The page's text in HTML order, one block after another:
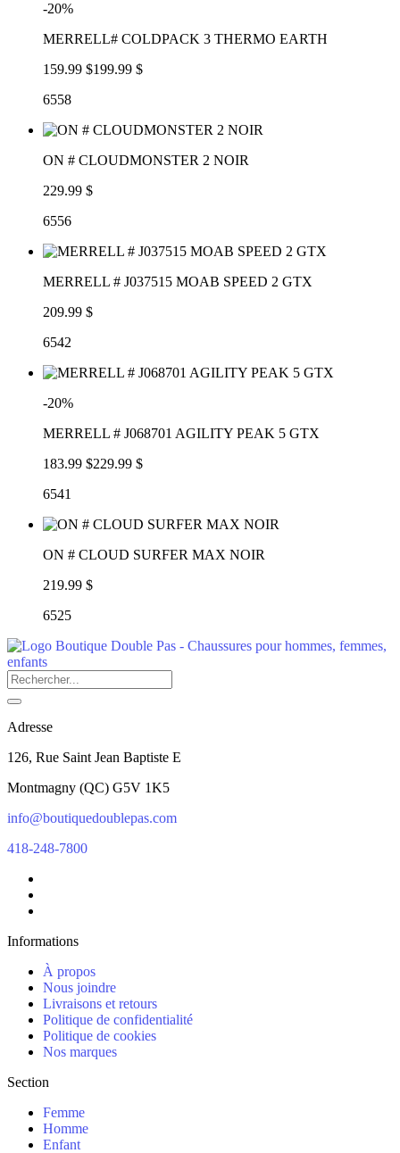
-20%
MERRELL# COLDPACK 3 THERMO EARTH
159.99 $199.99 $
6558
ON # CLOUDMONSTER 2 NOIR
229.99 $
6556
MERRELL # J037515 MOAB SPEED 2 GTX
209.99 $
6542
-20%
MERRELL # J068701 AGILITY PEAK 5 GTX
183.99 $229.99 $
6541
ON # CLOUD SURFER MAX NOIR
219.99 $
6525
Adresse
126, Rue Saint Jean Baptiste E
Montmagny (QC) G5V 1K5
info@boutiquedoublepas.com
418-248-7800
Informations
À propos
Nous joindre
Livraisons et retours
Politique de confidentialité
Politique de cookies
Nos marques
Section
Femme
Homme
Enfant